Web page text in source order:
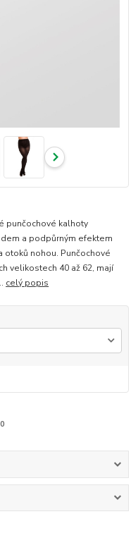
punčochové kalhoty
a podpůrným efektem
otoků nohou. Punčochové
velikostech 40 až 62, mají
celý popis